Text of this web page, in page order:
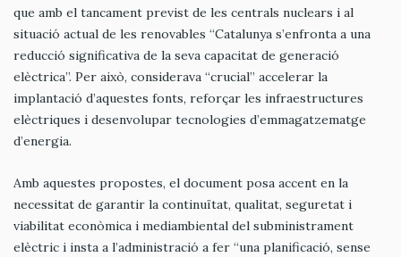
que amb el tancament previst de les centrals nuclears i al
situació actual de les renovables “Catalunya s’enfronta a una
reducció significativa de la seva capacitat de generació
elèctrica”. Per això, considerava “crucial” accelerar la
implantació d’aquestes fonts, reforçar les infraestructures
elèctriques i desenvolupar tecnologies d’emmagatzematge
d’energia.
Amb aquestes propostes, el document posa accent en la
necessitat de garantir la continuïtat, qualitat, seguretat i
viabilitat econòmica i mediambiental del subministrament
elèctric i insta a l’administració a fer “una planificació, sense